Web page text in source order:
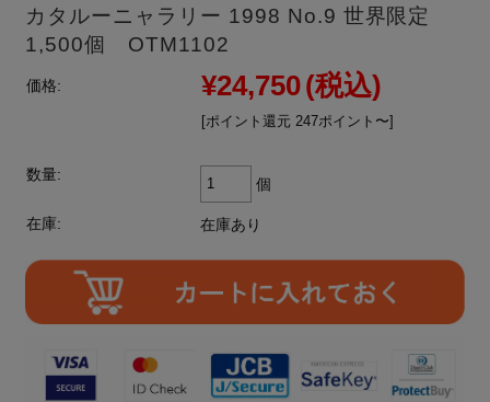
カタルーニャラリー 1998 No.9 世界限定
1,500個 OTM1102
価格: ¥24,750(税込)
[ポイント還元 247ポイント〜]
数量:
個
在庫: 在庫あり